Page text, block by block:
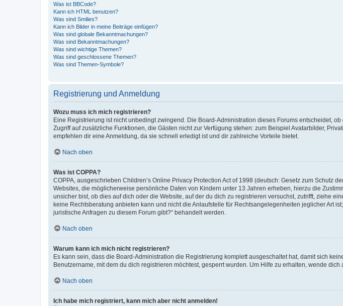
Was ist BBCode?
Kann ich HTML benutzen?
Was sind Smilies?
Kann ich Bilder in meine Beiträge einfügen?
Was sind globale Bekanntmachungen?
Was sind Bekanntmachungen?
Was sind wichtige Themen?
Was sind geschlossene Themen?
Was sind Themen-Symbole?
Registrierung und Anmeldung
Wozu muss ich mich registrieren?
Eine Registrierung ist nicht unbedingt zwingend. Die Board-Administration dieses Forums entscheidet,
Zugriff auf zusätzliche Funktionen, die Gästen nicht zur Verfügung stehen: zum Beispiel Avatarbilder,
empfehlen dir eine Anmeldung, da sie schnell erledigt ist und dir zahlreiche Vorteile bietet.
Nach oben
Was ist COPPA?
COPPA, ausgeschrieben Children’s Online Privacy Protection Act of 1998 (deutsch: Gesetz zum Schutz
Websites, die möglicherweise persönliche Daten von Kindern unter 13 Jahren erheben, hierzu die
unsicher bist, ob dies auf dich oder die Website, auf der du dich zu registrieren versuchst, zutrifft, ziehe
keine Rechtsberatung anbieten kann und nicht die Anlaufstelle für Rechtsangelegenheiten jeglicher Art
juristische Anfragen zu diesem Forum gibt?“ behandelt werden.
Nach oben
Warum kann ich mich nicht registrieren?
Es kann sein, dass die Board-Administration die Registrierung komplett ausgeschaltet hat, damit sich
Benutzername, mit dem du dich registrieren möchtest, gesperrt wurden. Um Hilfe zu erhalten, wende dich
Nach oben
Ich habe mich registriert, kann mich aber nicht anmelden!